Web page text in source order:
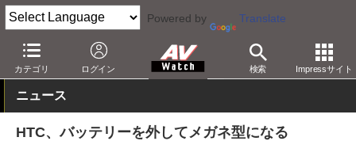
Powered by Translate
カテゴリ ログイン 検索 Impressサイト
AV Watch 製品 HMD/スマートグラス
ニュース
HTC、バッテリーを外してメガネ型になる